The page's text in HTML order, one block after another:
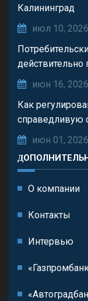
Калининград
июл 10, 2026
действительно
июн 16, 2026
Как
справедливую
июн 01, 2026
О компании
Контакты
Интервью